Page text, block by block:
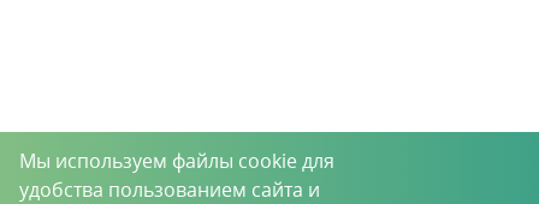
Мы используем файлы cookie для
удобства пользованием сайта и